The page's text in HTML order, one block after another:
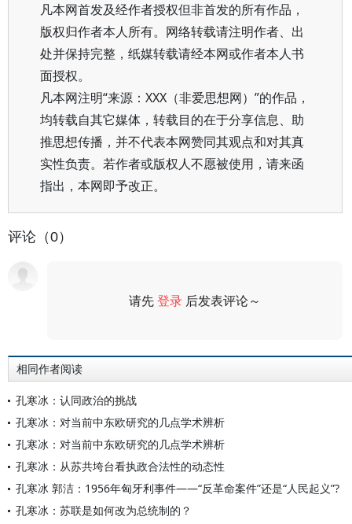
凡本网首发及经作者授权但非首发的所有作品，
版权归作者本人所有。网络转载请注明作者、出
处并保持完整，纸媒转载请经本网或作者本人书
面授权。
凡本网注明“来源：XXX（非爱思想网）”的作品，
均转载自其它媒体，转载目的在于分享信息、助
推思想传播，并不代表本网赞同其观点和对其真
实性负责。若作者或版权人不愿被使用，请来函
指出，本网即予改正。
评论（0）
请先登录 后发表评论～
相同作者阅读
孔寒冰：认同政治的挑战
孔寒冰：对当前中东欧研究的几点学术辨析
孔寒冰：对当前中东欧研究的几点学术辨析
孔寒冰：从苏共垮台看执政合法性的动态性
孔寒冰 郭洁：1956年匈牙利事件——“反革命案件”还是“人民起义”?
孔寒冰：苏联是如何改为总统制的？